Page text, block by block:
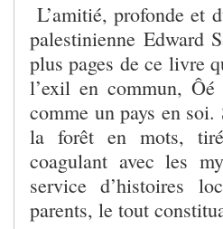
L’amitié, profonde et
palestinienne Edward
plus pages de ce livre
l’exil en commun,
comme un pays en
la forêt en mots,
coagulant avec les
service d’histoires
parents, le tout